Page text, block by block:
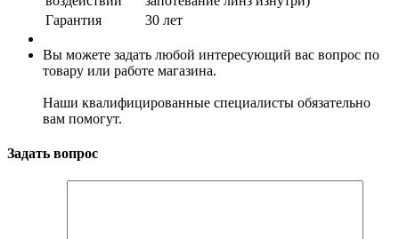
Гарантия
30 лет
Вы можете задать любой интересующий вас вопрос по
товару или работе магазина.
Наши квалифицированные специалисты обязательно
вам помогут.
Задать вопрос